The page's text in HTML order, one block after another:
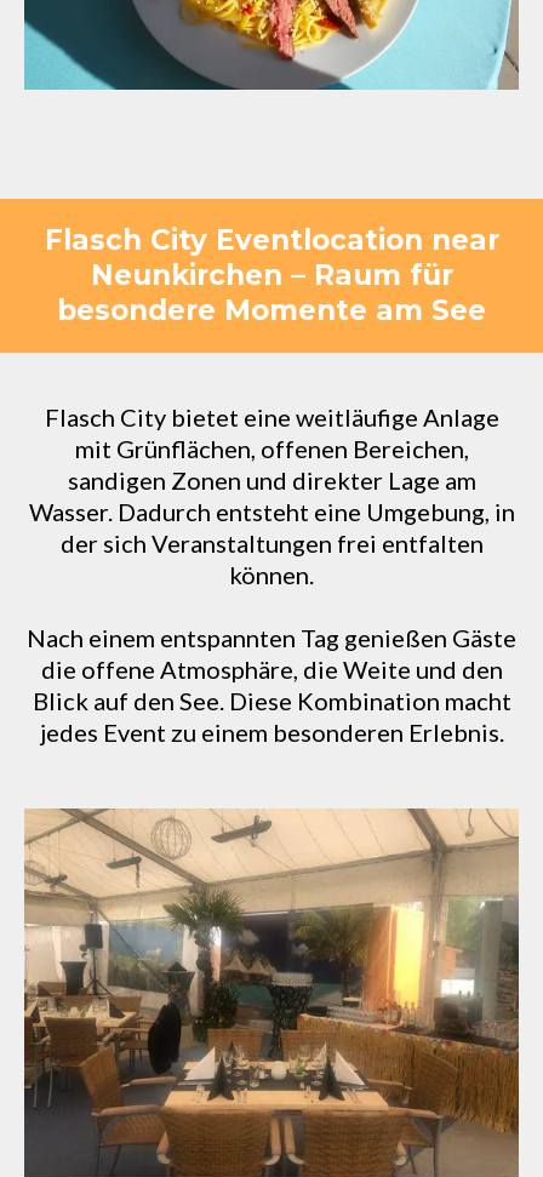
Flasch City Eventlocation near
Neunkirchen – Raum für
besondere Momente am See
Flasch City bietet eine weitläufige Anlage
mit Grünflächen, offenen Bereichen,
sandigen Zonen und direkter Lage am
Wasser. Dadurch entsteht eine Umgebung, in
der sich Veranstaltungen frei entfalten
können.
Nach einem entspannten Tag genießen Gäste
die offene Atmosphäre, die Weite und den
Blick auf den See. Diese Kombination macht
jedes Event zu einem besonderen Erlebnis.